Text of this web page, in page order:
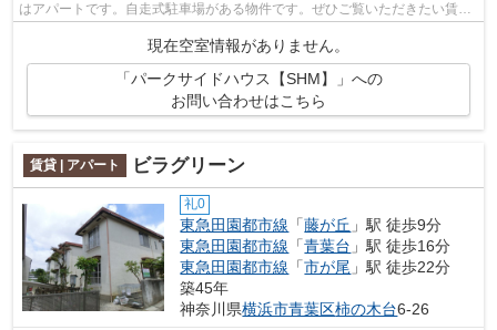
はアパートです。自走式駐車場がある物件です。ぜひご覧いただきたい賃貸
現在空室情報がありません。
「パークサイドハウス【SHM】」への
お問い合わせはこちら
賃貸 | アパート ビラグリーン
礼0
東急田園都市線 「藤が丘 」駅 徒歩9分
東急田園都市線 「青葉台 」駅 徒歩16分
東急田園都市線 「市が尾 」駅 徒歩22分
築45年
神奈川県横浜市青葉区柿の木台6-26